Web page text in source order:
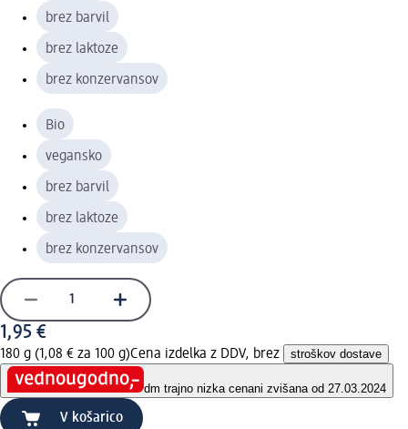
brez barvil
brez laktoze
brez konzervansov
Bio
vegansko
brez barvil
brez laktoze
brez konzervansov
1,95 €
180 g (1,08 € za 100 g)Cena izdelka z DDV, brez stroškov dostave
dm trajno nizka cenani zvišana od 27.03.2024
V košarico